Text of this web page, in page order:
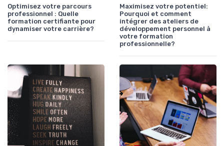
Optimisez votre parcours
professionnel : Quelle
formation certifiante pour
dynamiser votre carrière?
Maximisez votre potentiel:
Pourquoi et comment
intégrer des ateliers de
développement personnel à
votre formation
professionnelle?